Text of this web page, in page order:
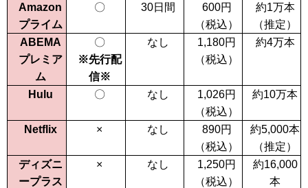
Amazon
プライム
〇 30日間 600円
（税込）
約1万本
（推定）
ABEMA
プレミア
ム
〇
※先行配
信※
なし 1,180円
（税込）
約4万本
Hulu 〇 なし 1,026円
（税込）
約10万本
Netflix × なし 890円
（税込）
約5,000本
（推定）
ディズニ
ープラス
× なし 1,250円
（税込）
約16,000
本